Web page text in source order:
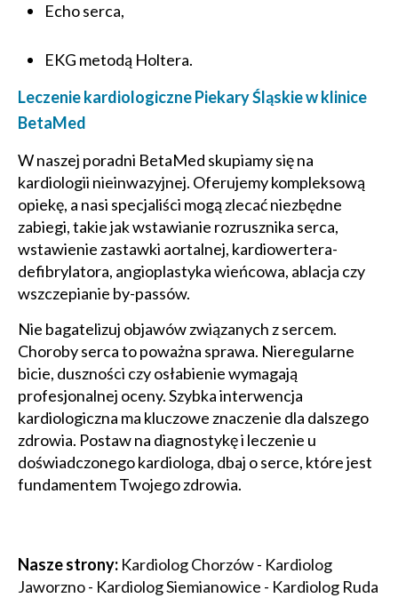
Echo serca,
EKG metodą Holtera.
Leczenie kardiologiczne Piekary Śląskie w klinice
BetaMed
W naszej poradni BetaMed skupiamy się na
kardiologii nieinwazyjnej. Oferujemy kompleksową
opiekę, a nasi specjaliści mogą zlecać niezbędne
zabiegi, takie jak wstawianie rozrusznika serca,
wstawienie zastawki aortalnej, kardiowertera-
defibrylatora, angioplastyka wieńcowa, ablacja czy
wszczepianie by-passów.
Nie bagatelizuj objawów związanych z sercem.
Choroby serca to poważna sprawa. Nieregularne
bicie, duszności czy osłabienie wymagają
profesjonalnej oceny. Szybka interwencja
kardiologiczna ma kluczowe znaczenie dla dalszego
zdrowia. Postaw na diagnostykę i leczenie u
doświadczonego kardiologa, dbaj o serce, które jest
fundamentem Twojego zdrowia.
Nasze strony: Kardiolog Chorzów- Kardiolog
Jaworzno- Kardiolog Siemianowice - Kardiolog Ruda